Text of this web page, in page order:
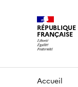
RÉPUBLIQUE
FRANÇAISE
Accueil